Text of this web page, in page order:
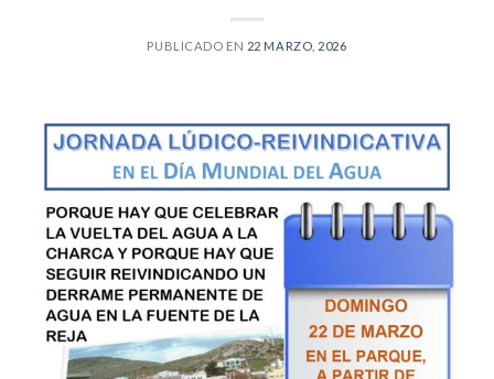
PUBLICADO EN 22 MARZO, 2026